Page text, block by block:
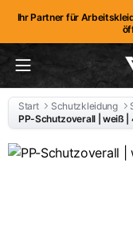
Ihr Partner für
Start Schutzkleidung
PP-Schutzoverall | weiß |